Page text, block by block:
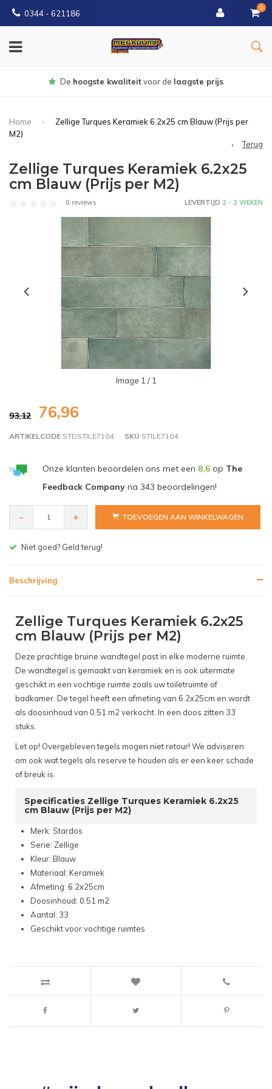
0344 - 621186
0
Gratisbezorgd vanaf € 150
Home
Zellige Turques Keramiek 6.2x25 cm Blauw (Prijs per
M2)
Terug
Zellige Turques Keramiek 6.2x25
cm Blauw (Prijs per M2)
0 reviews LEVERTIJD 2 - 3 WEKEN
Image 1 / 1
93,12 76,96
ARTIKELCODE STDSTILE7104 SKU STILE7104
Onze klanten beoordelen ons met een 8,6op The
Feedback Companyna 343 beoordelingen!
- + TOEVOEGEN AAN WINKELWAGEN
Beschrijving
Zellige Turques Keramiek 6.2x25
cm Blauw (Prijs per M2)
Deze prachtige bruine wandtegel past in elke moderne ruimte.
De wandtegel is gemaakt van keramiek en is ook uitermate
geschikt in een vochtige ruimte zoals uw toiletruimte of
badkamer. De tegel heeft een afmeting van 6.2x25cm en wordt
als doosinhoud van 0.51 m2 verkocht. In een doos zitten 33
stuks.
Let op! Overgebleven tegels mogen niet retour! We adviseren
om ook wat tegels als reserve te houden als er een keer schade
of breuk is.
Specificaties Zellige Turques Keramiek 6.2x25
cm Blauw (Prijs per M2)
Merk: Stardos
Serie: Zellige
Kleur: Blauw
Materiaal: Keramiek
Afmeting: 6.2x25cm
Doosinhoud: 0.51 m2
Aantal: 33
Geschikt voor vochtige ruimtes